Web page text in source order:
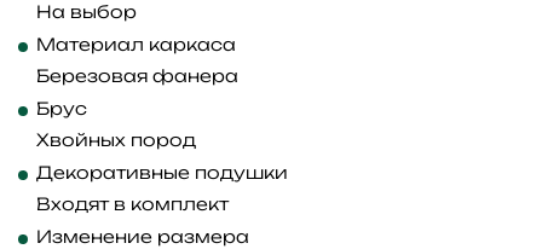
На выбор
Материал каркаса
Березовая фанера
Брус
Хвойных пород
Декоративные подушки
Входят в комплект
Изменение размера